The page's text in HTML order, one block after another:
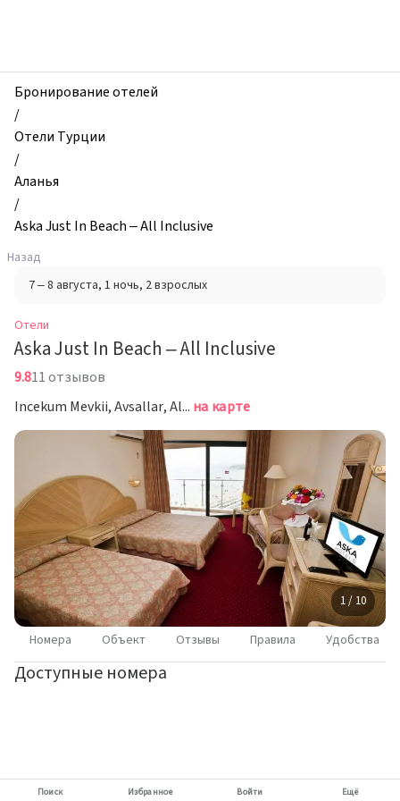
Aska
Just
In
Beach
–
All
Inclusive,
Аланья,
Турция
Бронирование отелей
/
Отели Турции
/
Аланья
/
Aska Just In Beach – All Inclusive
Назад
7 – 8 августа, 1 ночь, 2 взрослых
Отели
Aska Just In Beach – All Inclusive
9.811 отзывов
Incekum Mevkii, Avsallar, Alanya, Аланья на карте
1 / 10
Номера Объект Отзывы Правила Удобства
Доступные номера
Поиск Избранное Войти Ещё